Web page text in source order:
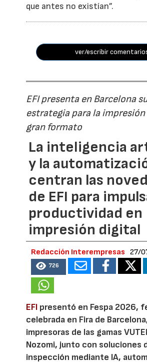
que antes no existían”.
ver/escribir
EFI presenta en Barcelona
estrategia para la
gran formato
La inteligencia
y la
centran las
de EFI para
productividad en
impresión digital
Redacción Interempresas 27/
726
EFI presentó en Fespa 2026,
celebrada en Fira de
impresoras de las gamas
Nozomi, junto con soluciones
inspección mediante IA,